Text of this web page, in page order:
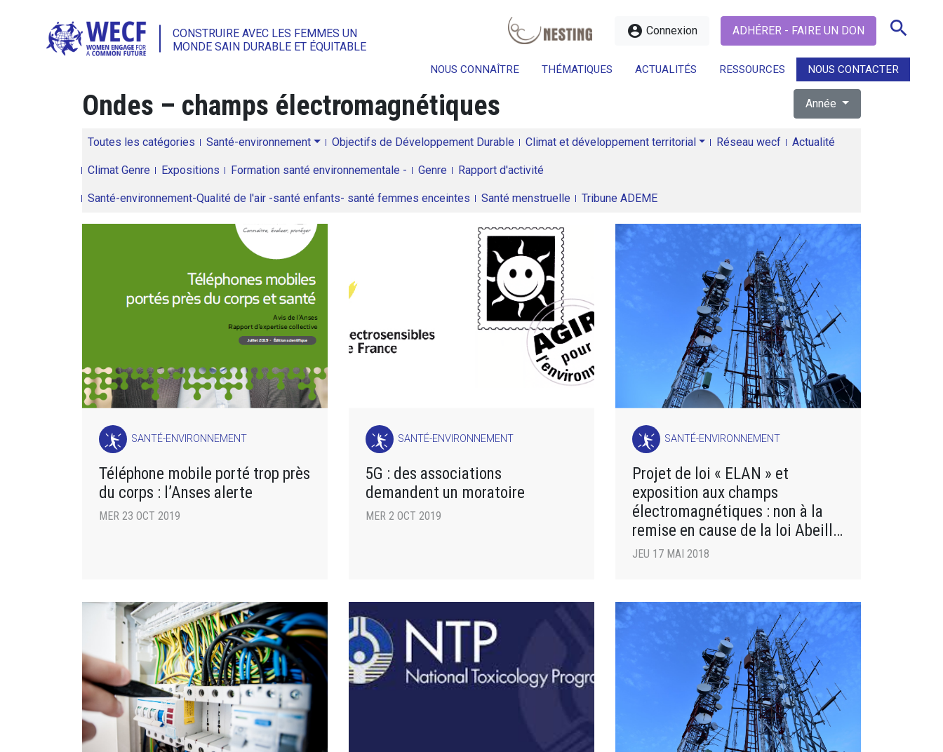
CONSTRUIRE AVEC LES FEMMES UN
MONDE SAIN DURABLE ET ÉQUITABLE
account_circle Connexion ADHÉRER - FAIRE UN DON search
NOUS CONNAÎTRE THÉMATIQUES ACTUALITÉS RESSOURCES NOUS CONTACTER
search
Ondes – champs électromagnétiques Année
Toutes les catégories Santé-environnement Objectifs de Développement Durable Climat et développement territorial Réseau wecf Actualité
Climat Genre Expositions Formation santé environnementale - Genre Rapport d'activité
Santé-environnement-Qualité de l'air -santé enfants- santé femmes enceintes Santé menstruelle Tribune ADEME
SANTÉ-ENVIRONNEMENT
Téléphone mobile porté trop près
du corps : l’Anses alerte
MER 23 OCT 2019
SANTÉ-ENVIRONNEMENT
5G : des associations
demandent un moratoire
MER 2 OCT 2019
SANTÉ-ENVIRONNEMENT
Projet de loi « ELAN » et
exposition aux champs
électromagnétiques : non à la
remise en cause de la loi Abeille
!
JEU 17 MAI 2018